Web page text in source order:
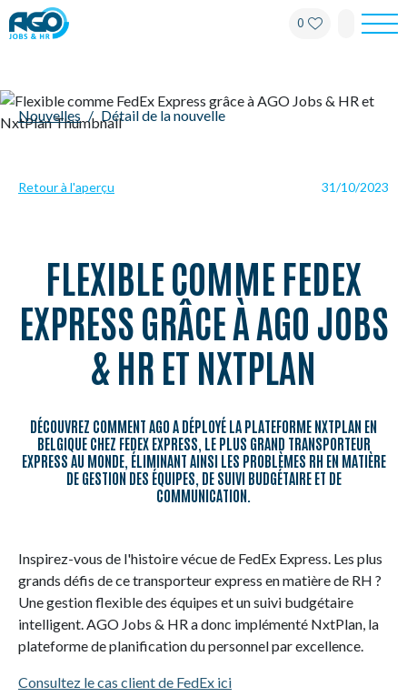
0
Pour les employeurs
Mon AGO
Nouvelles Détail de la nouvelle
Retour à l'aperçu 31/10/2023
FLEXIBLE COMME FEDEX
EXPRESS GRÂCE À AGO JOBS
& HR ET NXTPLAN
DÉCOUVREZ COMMENT AGO A DÉPLOYÉ LA PLATEFORME NXTPLAN EN
BELGIQUE CHEZ FEDEX EXPRESS, LE PLUS GRAND TRANSPORTEUR
EXPRESS AU MONDE, ÉLIMINANT AINSI LES PROBLÈMES RH EN MATIÈRE
DE GESTION DES ÉQUIPES, DE SUIVI BUDGÉTAIRE ET DE
COMMUNICATION.
Inspirez-vous de l'histoire vécue de FedEx Express. Les plus
grands défis de ce transporteur express en matière de RH ?
Une gestion flexible des équipes et un suivi budgétaire
intelligent. AGO Jobs & HR a donc implémenté NxtPlan, la
plateforme de planification du personnel par excellence.
Consultez le cas client de FedEx ici